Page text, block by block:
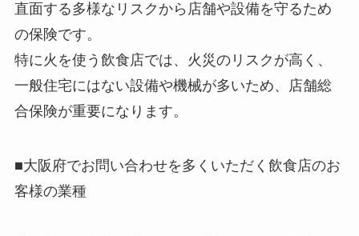
直面する多様なリスクから店舗や設備を守るため
の保険です。
特に火を使う飲食店では、火災のリスクが高く、
一般住宅にはない設備や機械が多いため、店舗総
合保険が重要になります。
■大阪府でお問い合わせを多くいただく飲食店のお
客様の業種